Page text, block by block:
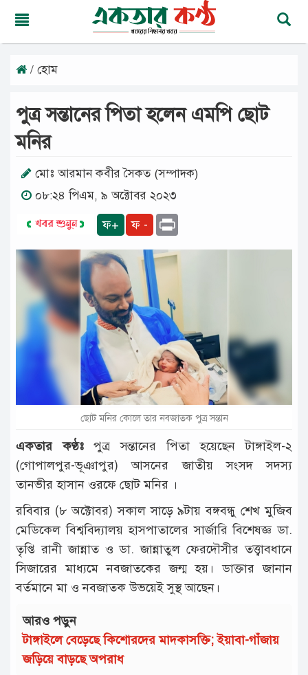
সোমবার,
২০২৬
শ্রাবণ
বঙ্গাব্দ
মূলপাতা
জাতীয়
দেশের
খবর
আমাদের
টাঙ্গাইল
আন্তর্জাতিক
রাজনীতি
অপরাধ
বিনোদন
খেলাধুলা
চাকরি
লাইফ
স্টাইল
অন্যান্য
/ হোম
পুত্র সন্তানের পিতা হলেন এমপি ছোট
মনির
মোঃ আরমান কবীর সৈকত (সম্পাদক)
০৮:২৪ পিএম, ৯ অক্টোবর ২০২৩
ফ+ ফ -
ছোট মনির কোলে তার নবজাতক পুত্র সন্তান
একতার কণ্ঠঃপুত্র সন্তানের পিতা হয়েছেন টাঙ্গাইল-২
(গোপালপুর-ভূঞাপুর) আসনের জাতীয় সংসদ সদস্য
তানভীর হাসান ওরফে ছোট মনির ।
রবিবার (৮ অক্টোবর) সকাল সাড়ে ৯টায় বঙ্গবন্ধু শেখ মুজিব
মেডিকেল বিশ্ববিদ্যালয় হাসপাতালের সার্জারি বিশেষজ্ঞ ডা.
তৃপ্তি রানী জান্নাত ও ডা. জান্নাতুল ফেরদৌসীর তত্ত্বাবধানে
সিজারের মাধ্যমে নবজাতকের জন্ম হয়। ডাক্তার জানান
বর্তমানে মা ও নবজাতক উভয়েই সুস্থ আছেন।
আরও পড়ুন
টাঙ্গাইলে বেড়েছে কিশোরদের মাদকাসক্তি; ইয়াবা-গাঁজায়
জড়িয়ে বাড়ছে অপরাধ